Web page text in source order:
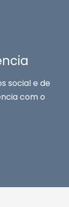
social e de
com o